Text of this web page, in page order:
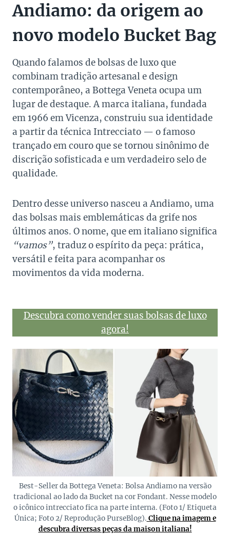
Andiamo: da origem ao
novo modelo Bucket Bag
Quando falamos de bolsas de luxo que
combinam tradição artesanal e design
contemporâneo, a Bottega Veneta ocupa um
lugar de destaque. A marca italiana, fundada
em 1966 em Vicenza, construiu sua identidade
a partir da técnica Intrecciato — o famoso
trançado em couro que se tornou sinônimo de
discrição sofisticada e um verdadeiro selo de
qualidade.
Dentro desse universo nasceu a Andiamo, uma
das bolsas mais emblemáticas da grife nos
últimos anos. O nome, que em italiano significa
“vamos”, traduz o espírito da peça: prática,
versátil e feita para acompanhar os
movimentos da vida moderna.
Descubra como vender suas bolsas de luxo
agora!
Best-Seller da Bottega Veneta: Bolsa Andiamo na versão
tradicional ao lado da Bucket na cor Fondant. Nesse modelo
o icônico intrecciato fica na parte interna. (Foto 1/ Etiqueta
Única; Foto 2/ Reprodução PurseBlog). Clique na imagem e
descubra diversas peças da maison italiana!